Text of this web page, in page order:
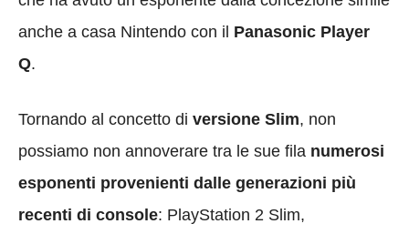
anche a casa Nintendo con il Panasonic Player
Q.
Tornando al concetto di versione Slim, non
possiamo non annoverare tra le sue fila numerosi
esponenti provenienti dalle generazioni più
recenti di console: PlayStation 2 Slim,